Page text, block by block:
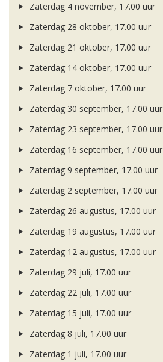
Zaterdag 4 november, 17.00 uur
Zaterdag 28 oktober, 17.00 uur
Zaterdag 21 oktober, 17.00 uur
Zaterdag 14 oktober, 17.00 uur
Zaterdag 7 oktober, 17.00 uur
Zaterdag 30 september, 17.00 uur
Zaterdag 23 september, 17.00 uur
Zaterdag 16 september, 17.00 uur
Zaterdag 9 september, 17.00 uur
Zaterdag 2 september, 17.00 uur
Zaterdag 26 augustus, 17.00 uur
Zaterdag 19 augustus, 17.00 uur
Zaterdag 12 augustus, 17.00 uur
Zaterdag 29 juli, 17.00 uur
Zaterdag 22 juli, 17.00 uur
Zaterdag 15 juli, 17.00 uur
Zaterdag 8 juli, 17.00 uur
Zaterdag 1 juli, 17.00 uur